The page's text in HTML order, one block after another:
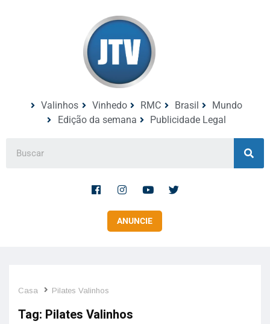
Valinhos Vinhedo RMC Brasil
Mundo
Edição da semana
Publicidade Legal
ANUNCIE
Casa Pilates Valinhos
Tag: Pilates Valinhos